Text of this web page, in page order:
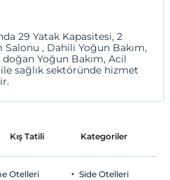
29 Yatak Kapasitesi, 2
, Dahili Yoğun Bakım,
Yoğun Bakım, Acil
sağlık sektöründe hizmet
Kış Tatili Kategoriler
Otelleri Side Otelleri